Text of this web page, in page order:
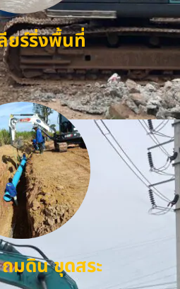
ยร์ริ่งพื้นที่
มดิน ขุดสระ